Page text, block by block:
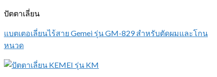
ปัตตาเลี่ยน
แบตเตอเลี่ยนไร้สาย Gemei รุ่น GM-829 สำหรับตัดผมและโกน
หนวด